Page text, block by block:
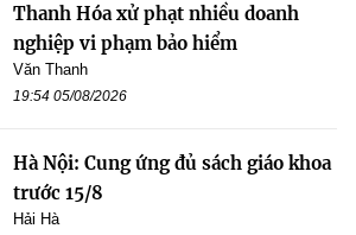
Thanh Hóa xử phạt nhiều doanh
nghiệp vi phạm bảo hiểm
Văn Thanh
19:54 05/08/2026
Hà Nội: Cung ứng đủ sách giáo khoa
trước 15/8
Hải Hà